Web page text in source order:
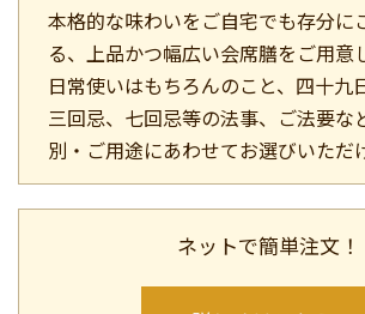
本格的な味わいをご自宅でも存分に
る、上品かつ幅広い会席膳をご用意
日常使いはもちろんのこと、四十九
三回忌、七回忌等の法事、ご法要な
別・ご用途にあわせてお選びいただ
ネットで簡単注文！